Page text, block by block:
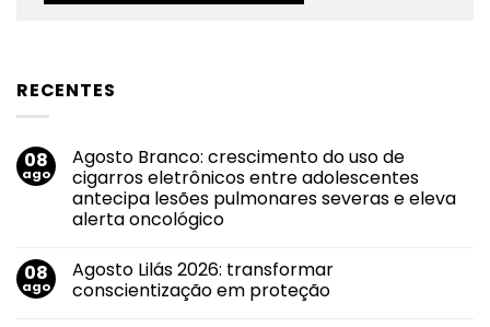
RECENTES
08
ago
Agosto Branco: crescimento do uso de
cigarros eletrônicos entre adolescentes
antecipa lesões pulmonares severas e eleva
alerta oncológico
em
Agosto
Branco:
08
ago
Agosto Lilás 2026: transformar
conscientização em proteção